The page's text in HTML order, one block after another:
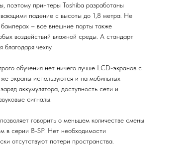
поэтому принтеры Toshiba разработаны
падение с высоты до 1,8 метра. Не
– все внешние порты также
воздействий влажной среды. А стандарт
чехлу.
обучения нет ничего лучше LCD-экранов с
экраны используются и на мобильных
аккумулятора, доступность сети и
сигналы.
говорить о меньшем количестве смены
в серии B-SP. Нет необходимости
отсутствуют потери пространства.